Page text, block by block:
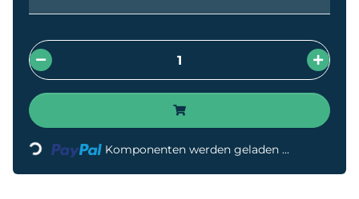
Loading... Komponenten werden geladen ...